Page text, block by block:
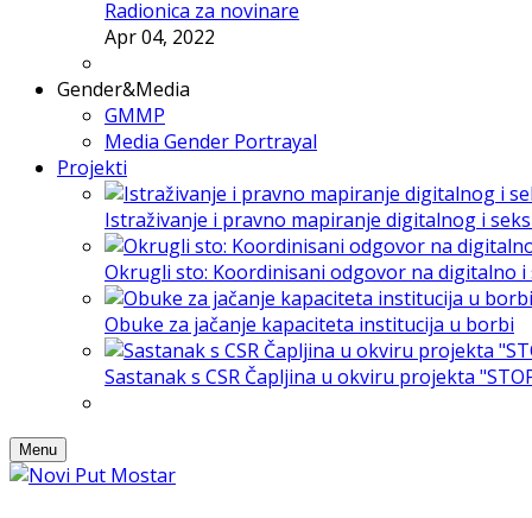
Radionica za novinare
Apr 04, 2022
Gender&Media
GMMP
Media Gender Portrayal
Projekti
Istraživanje i pravno mapiranje digitalnog i
Okrugli sto: Koordinisani odgovor na digitalno i
Obuke za jačanje kapaciteta institucija u borbi
Sastanak s CSR Čapljina u okviru projekta
Menu